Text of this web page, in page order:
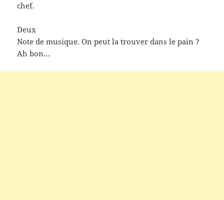
chef.
Deux
Note de musique. On peut la trouver dans le pain ?
Ah bon…